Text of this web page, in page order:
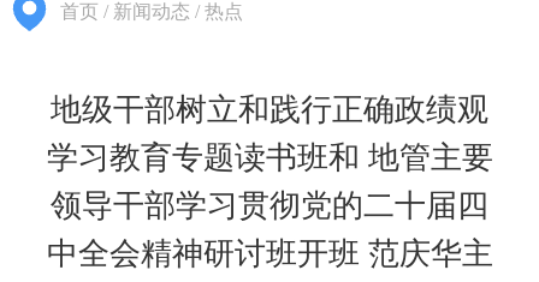
首页 / 新闻动态 /热点
地级干部树立和践行正确政绩观
学习教育专题读书班和 地管主要
领导干部学习贯彻党的二十届四
中全会精神研讨班开班 范庆华主